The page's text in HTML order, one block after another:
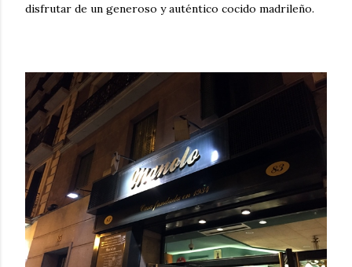
disfrutar de un generoso y auténtico cocido madrileño.